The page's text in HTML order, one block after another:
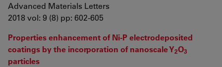
Advanced Materials Letters
2018 vol: 9 (8) pp: 602-605
Properties enhancement of Ni-P electrodeposited
coatings by the incorporation of nanoscale Y2O3
particles